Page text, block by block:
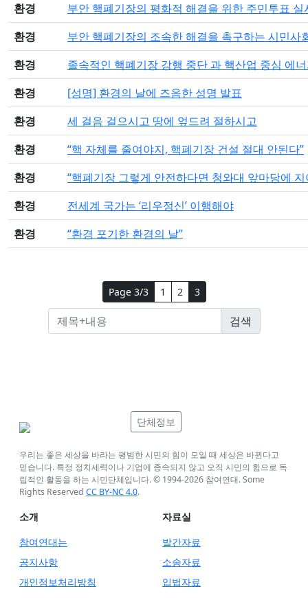
환경
부안 핵폐기장의 평화적 해결을 위한 주민투표
환경
부안 핵폐기장의 조속한 해결을 촉구하는 시민사
환경
졸속적인 핵폐기장 강행 중단 과 핵산업 중심 에
환경
[성명] 환경의 날에 즈음한 성명 발표
환경
세 걸음 걸으시고 땅에 엎드려 절하시고
환경
“핵 자체를 줄여야지, 핵폐기장 건설 절대 안된다”
환경
“핵폐기장 그렇게 안전하다면 청와대 앞마당에 지
환경
전세계 국가는 ‘리우정신’ 이행해야
환경
“환경 포기한 환경의 날”
Page 3/3 1 2 3
단체정보
우리는 좋은 세상을 바라는 평범한 시민의 힘이 모일 때 세상은 바뀐다고
믿습니다. 특정 정치세력이나 기업에 종속되지 않고 오직 시민의 힘으로 독
립적인 활동을 하는 시민단체입니다. © 1994-2026 참여연대. Some
Rights Reserved CC BY-NC 4.0.
소개
참여연대는
공지사항
개인정보처리방침
자료실
발간자료
소송자료
입법자료